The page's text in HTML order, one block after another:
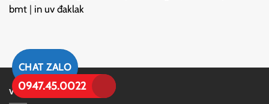
bmt | in uv đaklak
VỀ CHÚNG TÔI
CHAT ZALO
0947.45.0022